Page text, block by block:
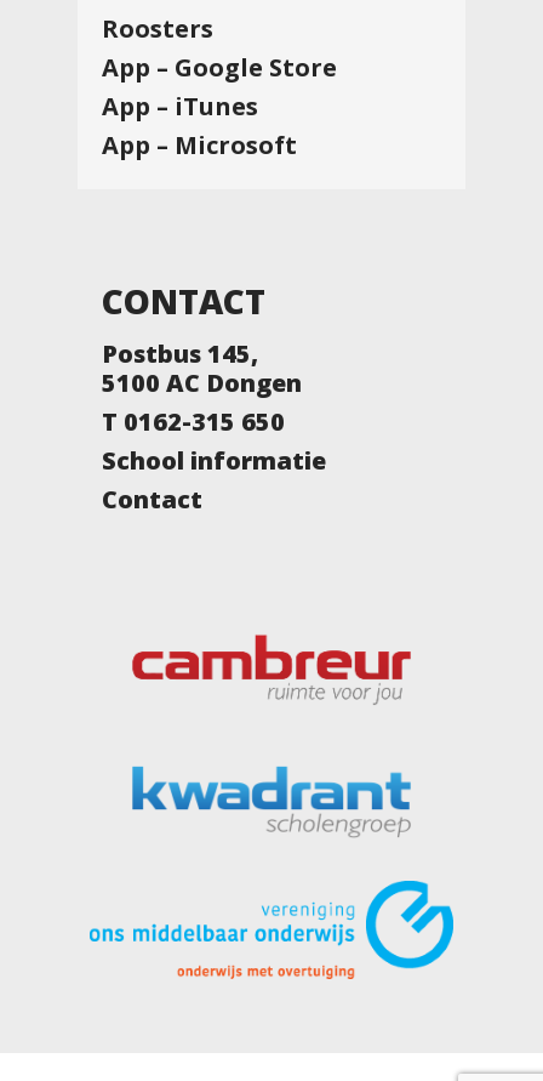
Roosters
App – Google Store
App – iTunes
App – Microsoft
CONTACT
Postbus 145,
5100 AC Dongen
T 0162-315 650
School informatie
Contact